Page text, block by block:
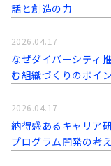
話と創造の力
なぜダイバーシティ
む組織づくりのポイ
2026.04.17
納得感あるキャリア
プログラム開発の考
2026.04.17